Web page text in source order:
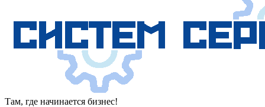
Там, где начинается бизнес!